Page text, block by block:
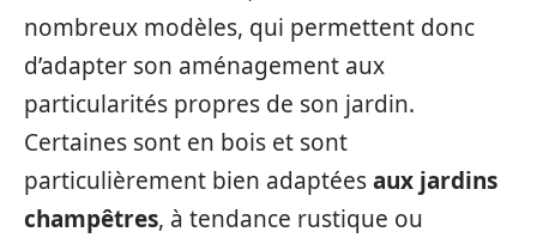
nombreux modèles, qui permettent donc
d’adapter son aménagement aux
particularités propres de son jardin.
Certaines sont en bois et sont
particulièrement bien adaptéesaux jardins
champêtres, à tendance rustique ou